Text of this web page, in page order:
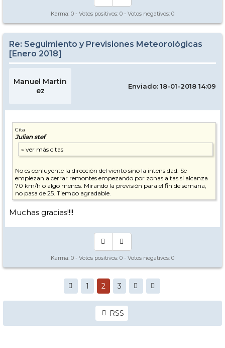
Karma: 0 - Votos positivos: 0 - Votos negativos: 0
Re: Seguimiento y Previsiones Meteorológicas
[Enero 2018]
Manuel Martin
ez
Enviado: 18-01-2018 14:09
Cita
Julian stef
No es conluyente la dirección del viento sino la intensidad. Se
empiezan a cerrar remontes empezando por zonas altas si alcanza
70 km/h o algo menos. Mirando la previsión para el fin de semana,
no pasa de 25. Tiempo agradable.
Muchas gracias!!!!
Karma: 0 - Votos positivos: 0 - Votos negativos: 0
1 2 3
RSS